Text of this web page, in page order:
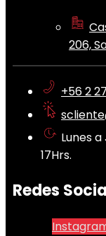
206,
+56 2
Lunes
17Hrs.
Redes